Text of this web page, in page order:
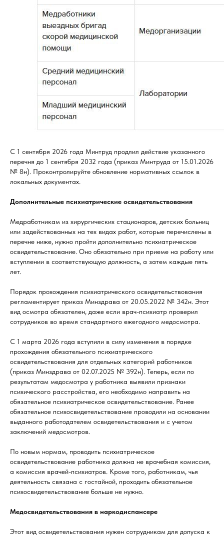
С 1 сентября 2026 года Минтруд продлил действие указанного
перечня до 1 сентября 2032 года (приказ Минтруда от 15.01.2026
№ 8н). Проконтролируйте обновление нормативных ссылок в
локальных документах.
Дополнительные психиатрические освидетельствования
Медработникам из хирургических стационаров, детских больниц
или задействованных на тех видах работ, которые перечислены в
перечне ниже, нужно пройти дополнительно психиатрическое
освидетельствование. Оно обязательно при приеме на работу или
вступлении в соответствующую должность, а затем каждые пять
лет.
Порядок прохождения психиатрического освидетельствования
регламентирует приказ Минздрава от 20.05.2022 № 342н. Этот
вид осмотра обязателен, даже если врач-психиатр проверил
сотрудников во время стандартного ежегодного медосмотра.
С 1 марта 2026 года вступили в силу изменения в порядке
прохождения обязательного психиатрического
освидетельствования для отдельных категорий работников
(приказ Минздрава от 02.07.2025 № 392н). Теперь, если по
результатам медосмотра у работника выявили признаки
психического расстройства, его необходимо направить на
обязательное психиатрическое освидетельствование. Ранее
обязательное психосвидетельствование проводили на основании
выданного работодателем освидетельствования и с учетом
заключений медосмотров.
По новым нормам, проводить психиатрическое
освидетельствование работника должна не врачебная комиссия,
а комиссия врачей-психиатров. Кроме того, работникам, чья
деятельность связана с гостайной, проходить обязательное
психосвидетельствование больше не нужно.
Медосвидетельствования в наркодиспансере
Этот вид освидетельствования нужен сотрудникам для допуска к